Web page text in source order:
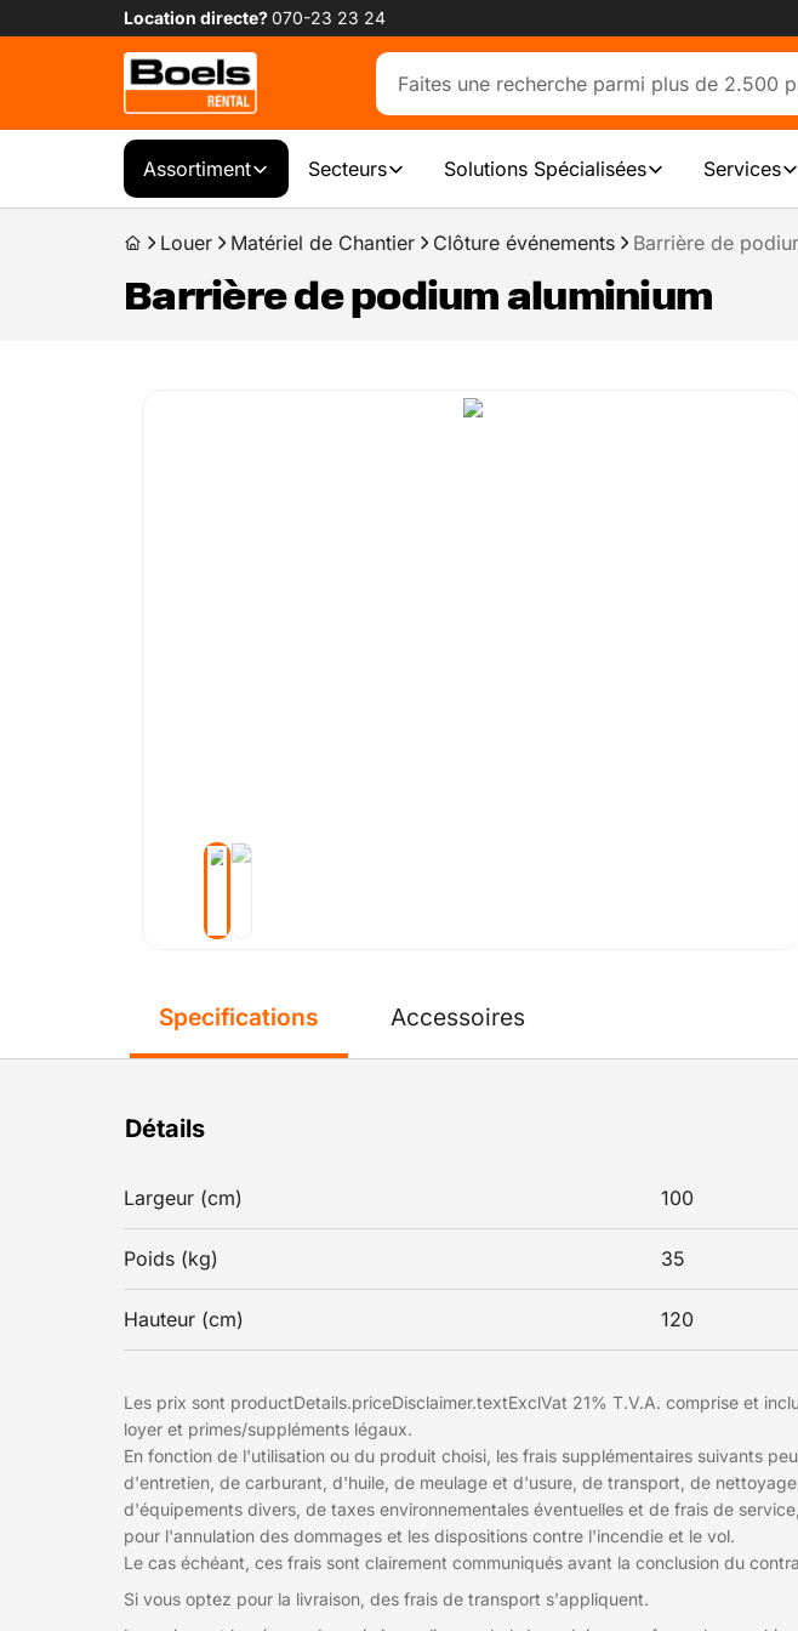
Location directe?070-23 23 24
Assortiment Secteurs Solutions Spécialisées Services
Louer Matériel de Chantier Clôture événements Barrière de
Barrière de podium aluminium
Specifications
Détails
Largeur (cm) 100
Poids (kg) 35
Hauteur (cm) 120
Les prix sont productDetails.priceDisclaimer.textExclVat 21% T.V.A. comprise et
loyer et primes/suppléments légaux.
En fonction de l'utilisation ou du produit choisi, les frais supplémentaires suivants
d'entretien, de carburant, d'huile, de meulage et d'usure, de transport, de
d'équipements divers, de taxes environnementales éventuelles et de frais de
pour l'annulation des dommages et les dispositions contre l'incendie et le vol.
Le cas échéant, ces frais sont clairement communiqués avant la conclusion du
Si vous optez pour la livraison, des frais de transport s'appliquent.
Accessoires